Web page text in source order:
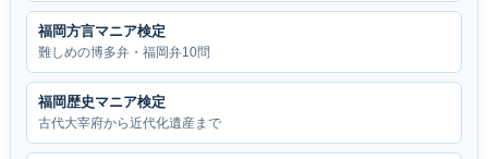
福岡方言マニア検定
難しめの博多弁・福岡弁10問
福岡歴史マニア検定
古代大宰府から近代化遺産まで